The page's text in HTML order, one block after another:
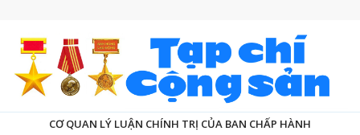
CƠ QUAN LÝ LUẬN CHÍNH TRỊ CỦA BAN CHẤP HÀNH